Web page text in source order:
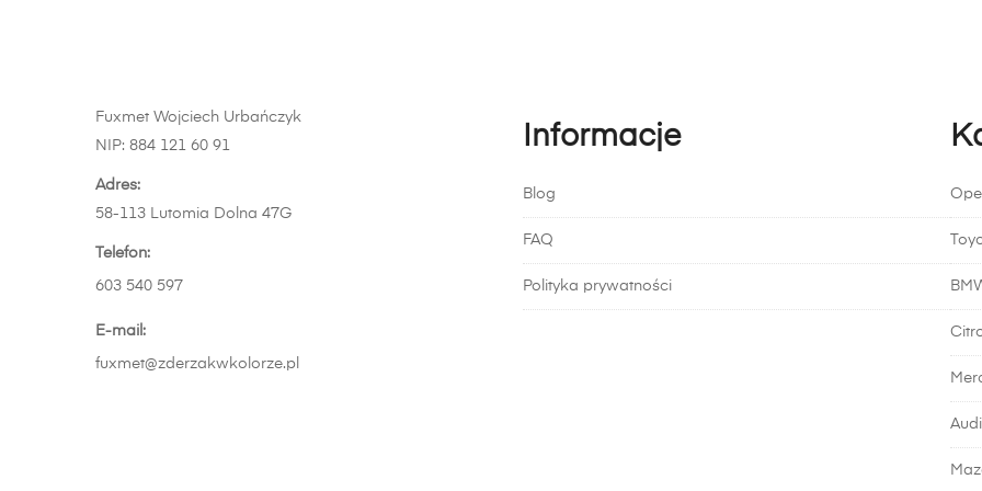
produktu
Fuxmet Wojciech Urbańczyk
NIP: 884 121 60 91
Adres:
58-113 Lutomia Dolna 47G
Telefon:
603 540 597
E-mail:
fuxmet@zderzakwkolorze.pl
Informacje
Blog
FAQ
Polityka prywatności
Opel
Audi